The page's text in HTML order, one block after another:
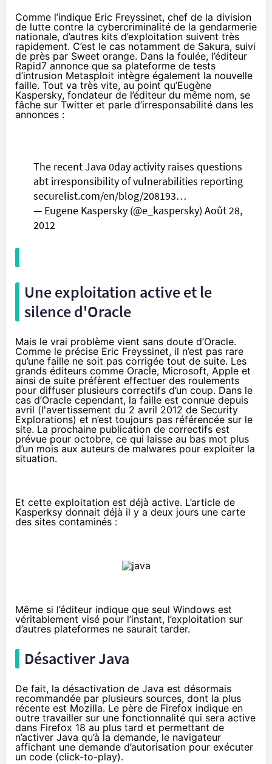
Comme l’indique Eric Freyssinet, chef de la division
de lutte contre la cybercriminalité de la gendarmerie
nationale, d’autres kits d’exploitation suivent très
rapidement. C’est le cas notamment de Sakura, suivi
de près par Sweet orange. Dans la foulée, l’éditeur
Rapid7 annonce que sa plateforme de tests
d’intrusion Metasploit intègre également la nouvelle
faille. Tout va très vite, au point qu’Eugène
Kaspersky, fondateur de l’éditeur du même nom, se
fâche sur Twitter et parle d’irresponsabilité dans les
annonces :
The recent Java 0day activity raises questions
abt irresponsibility of vulnerabilities reporting
securelist.com/en/blog/208193…
— Eugene Kaspersky (@e_kaspersky) Août 28,
2012
Une exploitation active et le
silence d'Oracle
Mais le vrai problème vient sans doute d’Oracle.
Comme le précise Eric Freyssinet, il n’est pas rare
qu’une faille ne soit pas corrigée tout de suite. Les
grands éditeurs comme Oracle, Microsoft, Apple et
ainsi de suite préfèrent effectuer des roulements
pour diffuser plusieurs correctifs d’un coup. Dans le
cas d’Oracle cependant, la faille est connue depuis
avril (l'avertissement du 2 avril 2012 de Security
Explorations) et n’est toujours pas référencée sur le
site. La prochaine publication de correctifs est
prévue pour octobre, ce qui laisse au bas mot plus
d’un mois aux auteurs de malwares pour exploiter la
situation.
Et cette exploitation est déjà active. L’article de
Kasperksy donnait déjà il y a deux jours une carte
des sites contaminés :
Même si l’éditeur indique que seul Windows est
véritablement visé pour l’instant, l’exploitation sur
d’autres plateformes ne saurait tarder.
Désactiver Java
De fait, la désactivation de Java est désormais
recommandée par plusieurs sources, dont la plus
récente est Mozilla. Le père de Firefox indique en
outre travailler sur une fonctionnalité qui sera active
dans Firefox 18 au plus tard et permettant de
n’activer Java qu’à la demande, le navigateur
affichant une demande d’autorisation pour exécuter
un code (click-to-play).